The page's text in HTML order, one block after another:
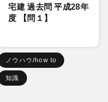
宅建 過去問 平成28年
度 【問１】
ノウハウ/how to
知識